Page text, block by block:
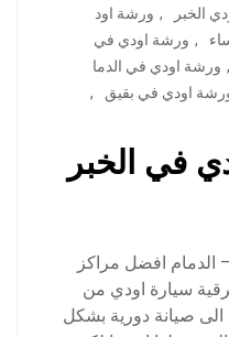
الخبر , ورشة اود
, ورشة اودي في
, ورشة اودي في الدما
اودي في بقيق
,
في الخبر
افضل مراكز
سيارة اودي من
الى صيانة دورية بشكل